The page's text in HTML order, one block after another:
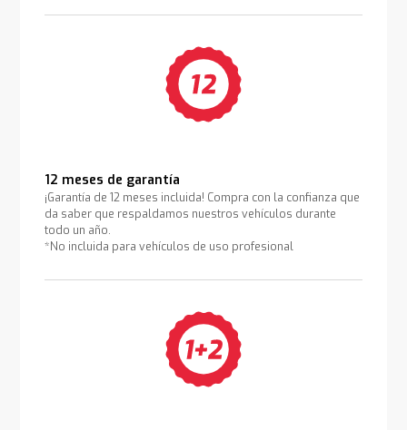
12 meses de garantía
¡Garantía de 12 meses incluida! Compra con la confianza que
da saber que respaldamos nuestros vehículos durante
todo un año.
*No incluida para vehículos de uso profesional